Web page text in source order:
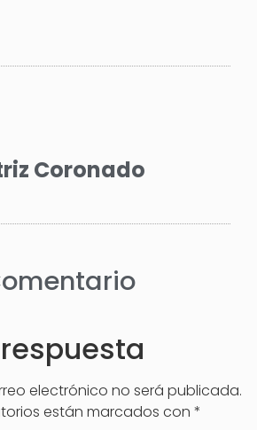
Coronado
electrónico no será publicada.
están marcados con *